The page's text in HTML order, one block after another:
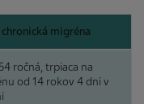
chronická migréna
ročná, trpiaca na
od 14 rokov 4 dni v